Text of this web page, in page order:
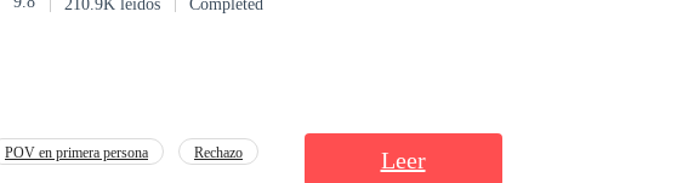
su destino. Ella vuelve más
la magia. Hansen, sin
y que es su
210.9K leídos Completed
POV en primera persona Rechazo Leer